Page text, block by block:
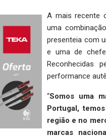
A mais recente
uma
presenteia com
e uma de
Reconhecidas
performance
“Somos uma
Portugal,
região e no
marcas